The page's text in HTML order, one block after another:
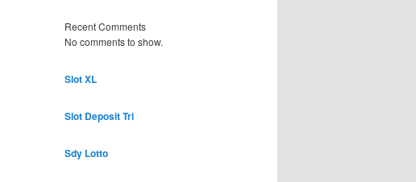
Recent Comments
No comments to show.
Slot XL
Slot Deposit Tri
Sdy Lotto